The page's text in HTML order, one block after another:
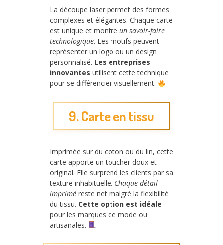
La découpe laser permet des formes
complexes et élégantes. Chaque carte
est unique et montre un savoir-faire
technologique. Les motifs peuvent
représenter un logo ou un design
personnalisé. Les entreprises
innovantes utilisent cette technique
pour se différencier visuellement.
9. Carte en tissu
Imprimée sur du coton ou du lin, cette
carte apporte un toucher doux et
original. Elle surprend les clients par sa
texture inhabituelle. Chaque détail
imprimé reste net malgré la flexibilité
du tissu. Cette option est idéale
pour les marques de mode ou
artisanales.